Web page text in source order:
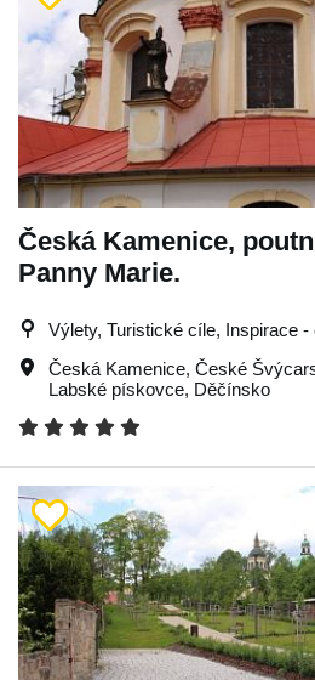
Česká Kamenice,
Panny Marie.
Výlety, Turistické cíle, Inspirace
Česká Kamenice, České
Labské pískovce, Děčínsko